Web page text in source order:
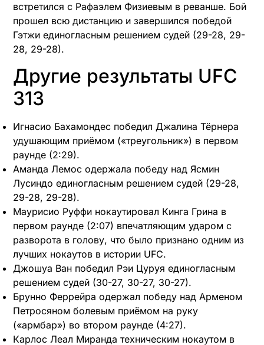
встретился с Рафаэлем Физиевым в реванше. Бой
прошел всю дистанцию и завершился победой
Гэтжи единогласным решением судей (29-28, 29-
28, 29-28). ​
Другие результаты UFC
313
Игнасио Бахамондес победил Джалина Тёрнера
удушающим приёмом («треугольник») в первом
раунде (2:29). ​
Аманда Лемос одержала победу над Ясмин
Лусиндо единогласным решением судей (29-28,
29-28, 29-28). ​
Маурисио Руффи нокаутировал Кинга Грина в
первом раунде (2:07) впечатляющим ударом с
разворота в голову, что было признано одним из
лучших нокаутов в истории UFC. ​
Джошуа Ван победил Рэи Цуруя единогласным
решением судей (30-27, 30-27, 30-27). ​
Брунно Феррейра одержал победу над Арменом
Петросяном болевым приёмом на руку
(«армбар») во втором раунде (4:27). ​
Карлос Леал Миранда техническим нокаутом в